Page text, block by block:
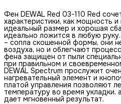
Фен DEWAL Red 03-110 Red
характеристики, как мощность
идеальный размер и хорошая
идеально ложится в любую
– сопла скошенной формы, они
воздуха, но и облегчают
фена защищен от пыли
при правильном и
DEWAL Spectrum прослужит
нагревательный элемент и
платой управления позволяют
температуру во время укладки,
дает мгновенный результат.